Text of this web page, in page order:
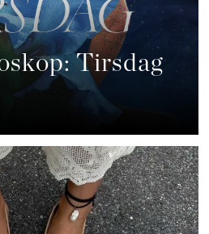
Tirsdag